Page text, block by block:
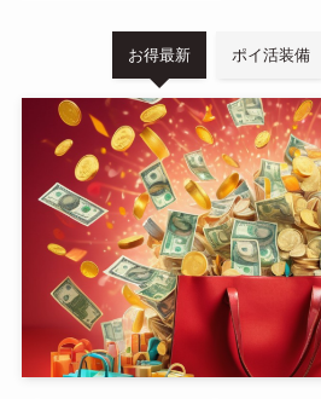
お得最新 ポイ活装備